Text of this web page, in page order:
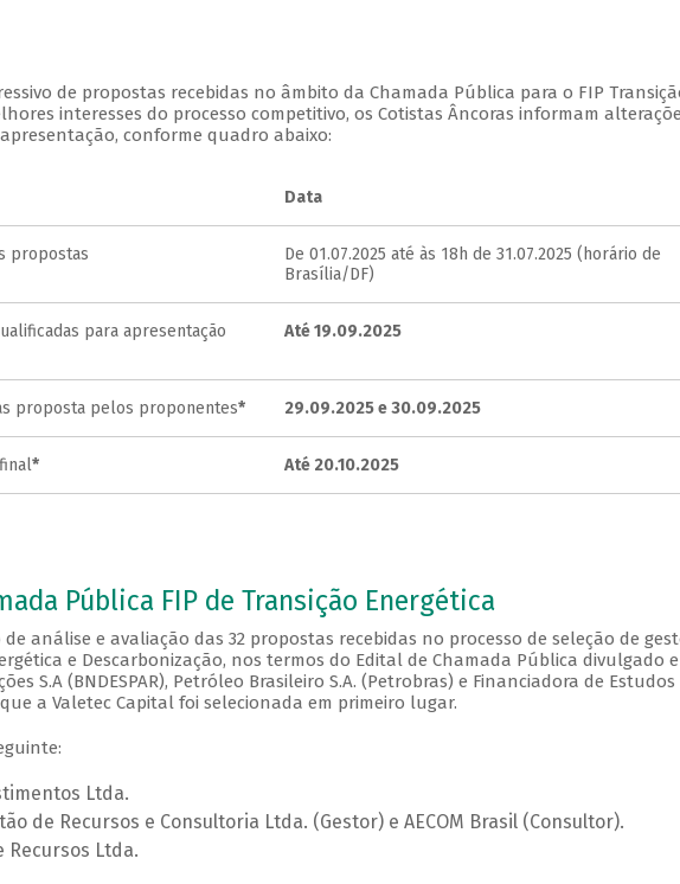
de propostas recebidas no âmbito da Chamada Pública para o FIP
interesses do processo competitivo, os Cotistas Âncoras informam
conforme quadro abaixo:
Data
propostas
De 01.07.2025 até às 18h de 31.07.2025 (horário de
Brasília/DF)
para apresentação
Até 19.09.2025
proposta pelos proponentes* 29.09.2025 e 30.09.2025
* Até 20.10.2025
Pública FIP de Transição Energética
análise e avaliação das 32 propostas recebidas no processo de seleção de
e Descarbonização, nos termos do Edital de Chamada Pública divulgado
S.A (BNDESPAR), Petróleo Brasileiro S.A. (Petrobras) e Financiadora de Estudos
a Valetec Capital foi selecionada em primeiro lugar.
Ltda.
de Recursos e Consultoria Ltda. (Gestor) e AECOM Brasil (Consultor).
Recursos Ltda.